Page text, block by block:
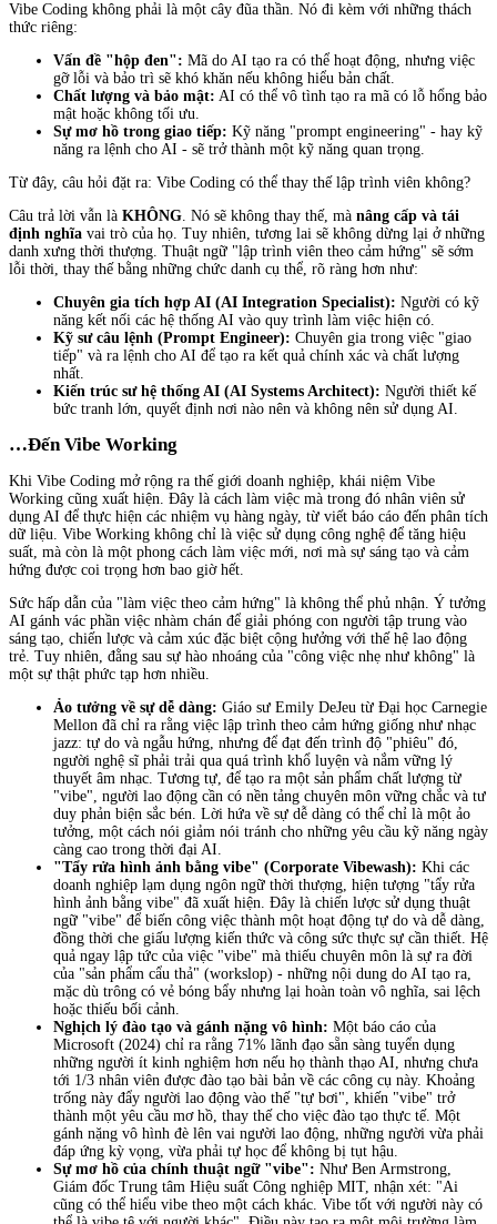
Vibe Coding không phải là một cây đũa thần. Nó đi kèm với những thách
thức riêng:
Vấn đề "hộp đen": Mã do AI tạo ra có thể hoạt động, nhưng việc
gỡ lỗi và bảo trì sẽ khó khăn nếu không hiểu bản chất.
Chất lượng và bảo mật: AI có thể vô tình tạo ra mã có lỗ hổng bảo
mật hoặc không tối ưu.
Sự mơ hồ trong giao tiếp: Kỹ năng "prompt engineering" - hay kỹ
năng ra lệnh cho AI - sẽ trở thành một kỹ năng quan trọng.
Từ đây, câu hỏi đặt ra: Vibe Coding có thể thay thế lập trình viên không?
Câu trả lời vẫn là KHÔNG. Nó sẽ không thay thế, mà nâng cấp và tái
định nghĩa vai trò của họ. Tuy nhiên, tương lai sẽ không dừng lại ở những
danh xưng thời thượng. Thuật ngữ "lập trình viên theo cảm hứng" sẽ sớm
lỗi thời, thay thế bằng những chức danh cụ thể, rõ ràng hơn như:
Chuyên gia tích hợp AI (AI Integration Specialist): Người có kỹ
năng kết nối các hệ thống AI vào quy trình làm việc hiện có.
Kỹ sư câu lệnh (Prompt Engineer): Chuyên gia trong việc "giao
tiếp" và ra lệnh cho AI để tạo ra kết quả chính xác và chất lượng
nhất.
Kiến trúc sư hệ thống AI (AI Systems Architect): Người thiết kế
bức tranh lớn, quyết định nơi nào nên và không nên sử dụng AI.
…Đến Vibe Working
Khi Vibe Coding mở rộng ra thế giới doanh nghiệp, khái niệm Vibe
Working cũng xuất hiện. Đây là cách làm việc mà trong đó nhân viên sử
dụng AI để thực hiện các nhiệm vụ hàng ngày, từ viết báo cáo đến phân tích
dữ liệu. Vibe Working không chỉ là việc sử dụng công nghệ để tăng hiệu
suất, mà còn là một phong cách làm việc mới, nơi mà sự sáng tạo và cảm
hứng được coi trọng hơn bao giờ hết.
Sức hấp dẫn của "làm việc theo cảm hứng" là không thể phủ nhận. Ý tưởng
AI gánh vác phần việc nhàm chán để giải phóng con người tập trung vào
sáng tạo, chiến lược và cảm xúc đặc biệt cộng hưởng với thế hệ lao động
trẻ. Tuy nhiên, đằng sau sự hào nhoáng của "công việc nhẹ như không" là
một sự thật phức tạp hơn nhiều.
Ảo tưởng về sự dễ dàng: Giáo sư Emily DeJeu từ Đại học Carnegie
Mellon đã chỉ ra rằng việc lập trình theo cảm hứng giống như nhạc
jazz: tự do và ngẫu hứng, nhưng để đạt đến trình độ "phiêu" đó,
người nghệ sĩ phải trải qua quá trình khổ luyện và nắm vững lý
thuyết âm nhạc. Tương tự, để tạo ra một sản phẩm chất lượng từ
"vibe", người lao động cần có nền tảng chuyên môn vững chắc và tư
duy phản biện sắc bén. Lời hứa về sự dễ dàng có thể chỉ là một ảo
tưởng, một cách nói giảm nói tránh cho những yêu cầu kỹ năng ngày
càng cao trong thời đại AI.
"Tẩy rửa hình ảnh bằng vibe" (Corporate Vibewash): Khi các
doanh nghiệp lạm dụng ngôn ngữ thời thượng, hiện tượng "tẩy rửa
hình ảnh bằng vibe" đã xuất hiện. Đây là chiến lược sử dụng thuật
ngữ "vibe" để biến công việc thành một hoạt động tự do và dễ dàng,
đồng thời che giấu lượng kiến thức và công sức thực sự cần thiết. Hệ
quả ngay lập tức của việc "vibe" mà thiếu chuyên môn là sự ra đời
của "sản phẩm cẩu thả" (workslop) - những nội dung do AI tạo ra,
mặc dù trông có vẻ bóng bẩy nhưng lại hoàn toàn vô nghĩa, sai lệch
hoặc thiếu bối cảnh.
Nghịch lý đào tạo và gánh nặng vô hình: Một báo cáo của
Microsoft (2024) chỉ ra rằng 71% lãnh đạo sẵn sàng tuyển dụng
những người ít kinh nghiệm hơn nếu họ thành thạo AI, nhưng chưa
tới 1/3 nhân viên được đào tạo bài bản về các công cụ này. Khoảng
trống này đẩy người lao động vào thế "tự bơi", khiến "vibe" trở
thành một yêu cầu mơ hồ, thay thế cho việc đào tạo thực tế. Một
gánh nặng vô hình đè lên vai người lao động, những người vừa phải
đáp ứng kỳ vọng, vừa phải tự học để không bị tụt hậu.
Sự mơ hồ của chính thuật ngữ "vibe": Như Ben Armstrong,
Giám đốc Trung tâm Hiệu suất Công nghiệp MIT, nhận xét: "Ai
cũng có thể hiểu vibe theo một cách khác. Vibe tốt với người này có